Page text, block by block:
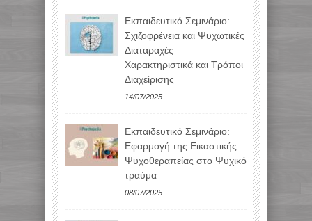
Εκπαιδευτικό Σεμινάριο:
Σχιζοφρένεια και Ψυχωτικές
Διαταραχές –
Χαρακτηριστικά και Τρόποι
Διαχείρισης
14/07/2025
Εκπαιδευτικό Σεμινάριο:
Εφαρμογή της Εικαστικής
Ψυχοθεραπείας στο Ψυχικό
τραύμα
08/07/2025